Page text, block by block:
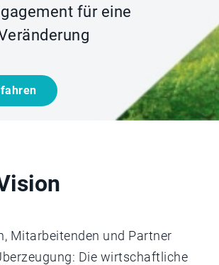
für eine
Mitarbeitenden und Partner
Die wirtschaftliche